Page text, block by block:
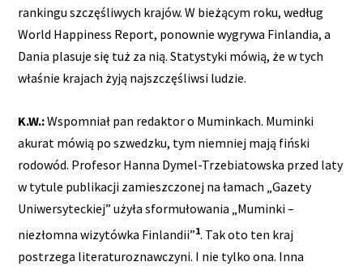
rankingu szczęśliwych krajów. W bieżącym roku, według
World Happiness Report, ponownie wygrywa Finlandia, a
Dania plasuje się tuż za nią. Statystyki mówią, że w tych
właśnie krajach żyją najszczęśliwsi ludzie.
K.W.:Wspomniał pan redaktor o Muminkach. Muminki
akurat mówią po szwedzku, tym niemniej mają fiński
rodowód. Profesor Hanna Dymel-Trzebiatowska przed laty
w tytule publikacji zamieszczonej na łamach „Gazety
Uniwersyteckiej” użyła sformułowania „Muminki –
niezłomna wizytówka Finlandii”1. Tak oto ten kraj
postrzega literaturoznawczyni. I nie tylko ona. Inna